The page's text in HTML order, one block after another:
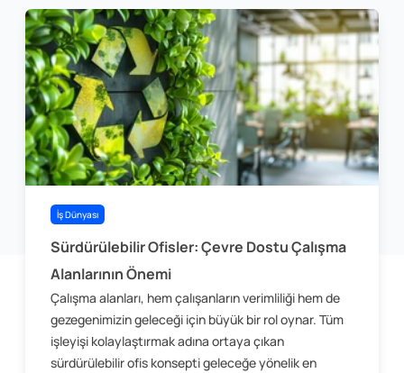
İş Dünyası
Sürdürülebilir Ofisler: Çevre Dostu Çalışma
Alanlarının Önemi
Çalışma alanları, hem çalışanların verimliliği hem de
gezegenimizin geleceği için büyük bir rol oynar. Tüm
işleyişi kolaylaştırmak adına ortaya çıkan
sürdürülebilir ofis konsepti geleceğe yönelik en